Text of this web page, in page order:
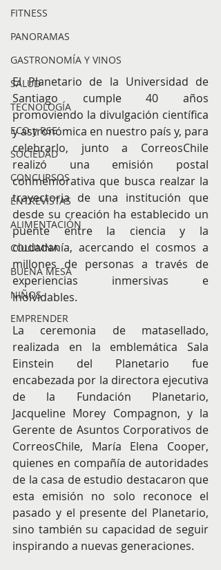
FITNESS
PANORAMAS
GASTRONOMÍA Y VINOS
SALUD
TECNOLOGÍA
ECO y RSE
SOCIEDAD
CONCURSOS
ENTREVISTAS
ALIMENTACIÓN
COLUMNA
BUENA MESA
NIÑOS
EMPRENDER
El Planetario de la Universidad de
Santiago cumple 40 años
promoviendo la divulgación científica
y astronómica en nuestro país y, para
celebrarlo, junto a CorreosChile
realizó una emisión postal
conmemorativa que busca realzar la
trayectoria de una institución que
desde su creación ha establecido un
puente entre la ciencia y la
ciudadanía, acercando el cosmos a
millones de personas a través de
experiencias inmersivas e
inolvidables.
La ceremonia de matasellado,
realizada en la emblemática Sala
Einstein del Planetario fue
encabezada por la directora ejecutiva
de la Fundación Planetario,
Jacqueline Morey Compagnon, y la
Gerente de Asuntos Corporativos de
CorreosChile, María Elena Cooper,
quienes en compañía de autoridades
de la casa de estudio destacaron que
esta emisión no solo reconoce el
pasado y el presente del Planetario,
sino también su capacidad de seguir
inspirando a nuevas generaciones.